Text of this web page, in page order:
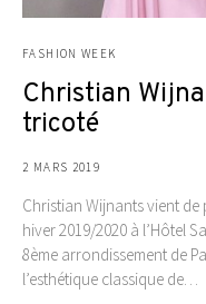
FASHION WEEK
Christian
tricoté
2 MARS 2019
Christian Wijnants vient
hiver 2019/2020 à l’Hôtel
8ème arrondissement de
l’esthétique classique de…